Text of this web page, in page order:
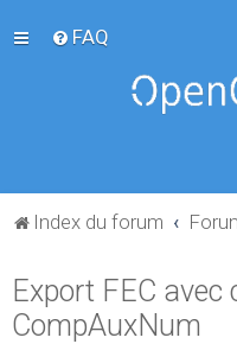
FAQ
Index du forum
Export FEC
CompAuxNum